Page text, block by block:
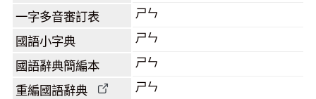
一字多音審訂表 ㄕㄣ
國語小字典 ㄕㄣ
國語辭典簡編本 ㄕㄣ
重編國語辭典 ㄕㄣ